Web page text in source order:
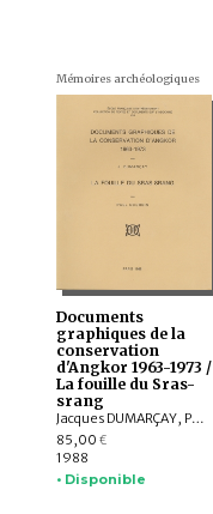
Mémoires archéologiques
Documents
graphiques de la
conservation
d'Angkor 1963-1973 /
La fouille du Sras-
srang
Jacques DUMARÇAY, Paul Courbin
85,00 €
1988
• Disponible